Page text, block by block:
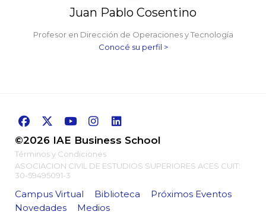
Juan Pablo Cosentino
Profesor en Dirección de Operaciones y Tecnología
Conocé su perfil >
©2026 IAE Business School
Términos y Condiciones
ASOCIACION CIVIL DE ESTUDIOS SUPERIORES ACES CUIT:
30-59495091-3
Campus Virtual Biblioteca
Próximos Eventos
Novedades
Medios